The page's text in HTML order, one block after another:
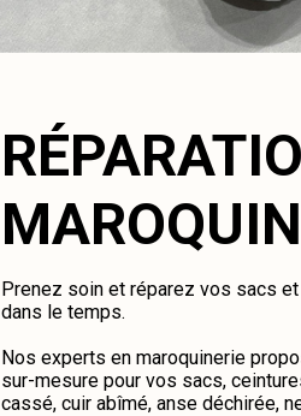
Prenez soin et réparez vos sacs
dans le temps.
Nos experts en maroquinerie
sur-mesure pour vos sacs,
cassé, cuir abîmé, anse déchirée,